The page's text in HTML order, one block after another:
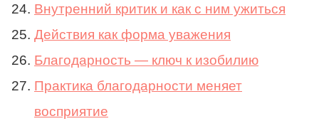
Внутренний критик и как с ним ужиться
Действия как форма уважения
Благодарность — ключ к изобилию
Практика благодарности меняет
восприятие